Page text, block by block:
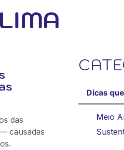
das
causadas
Dicas
Meio